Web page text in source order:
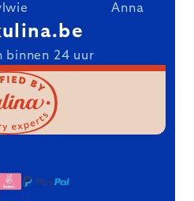
Anna
binnen 24 uur